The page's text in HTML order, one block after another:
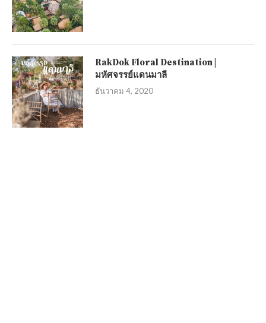
RakDok Floral Destination |
มหัศจรรย์แดนมาลี
ธันวาคม 4, 2020